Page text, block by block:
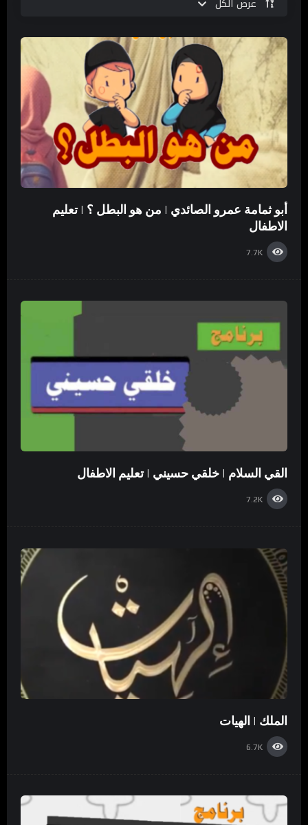
عرض الكل
أبو ثمامة عمرو الصائدي | من هو البطل ؟ | تعليم
الاطفال
7.7K
القي السلام | خلقي حسيني | تعليم الاطفال
7.2K
الملك | الهيات
6.7K